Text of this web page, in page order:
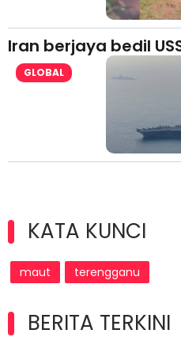
Iran berjaya bedil
GLOBAL
KATA KUNCI
maut terengganu
BERITA TERKINI